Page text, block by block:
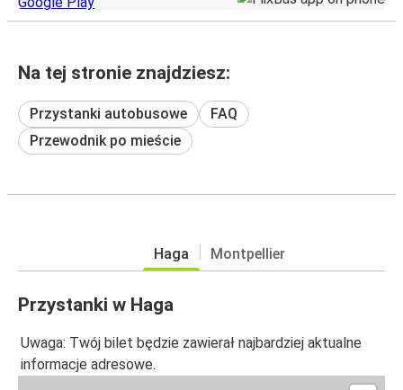
Na tej stronie znajdziesz:
Przystanki autobusowe
FAQ
Przewodnik po mieście
Haga Montpellier
Przystanki w Haga
Uwaga: Twój bilet będzie zawierał najbardziej aktualne
informacje adresowe.